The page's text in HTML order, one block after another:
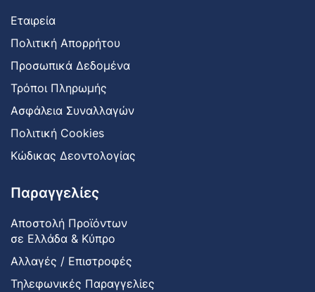
Εταιρεία
Πολιτική Απορρήτου
Προσωπικά Δεδομένα
Τρόποι Πληρωμής
Ασφάλεια Συναλλαγών
Πολιτική Cookies
Κώδικας Δεοντολογίας
Παραγγελίες
Αποστολή Προϊόντων
σε Ελλάδα & Κύπρο
Αλλαγές / Επιστροφές
Τηλεφωνικές Παραγγελίες